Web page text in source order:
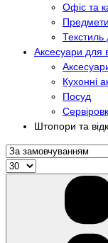
Офіс та
Аксесуари для
Кухонні
Посуд
Штопори та